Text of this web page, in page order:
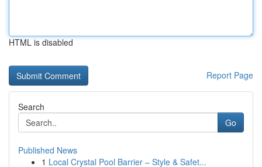
HTML is disabled
Report Page
Search
Go
Published News
1 Local Crystal Pool Barrier – Style & Safet...